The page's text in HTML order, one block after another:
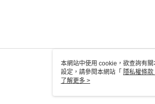
本網站中使用 cookie，欲查詢有
設定，請參閱本網站「 隱私權條款
使用 cookie。
了解更多 >